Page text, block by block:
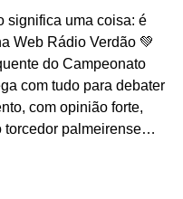
significa uma coisa: é
Web Rádio Verdão 💚
do Campeonato
com tudo para debater
com opinião forte,
torcedor palmeirense…